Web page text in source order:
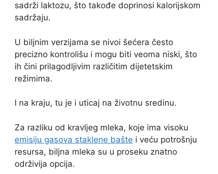
sadrži laktozu, što takođe doprinosi kalorijskom
sadržaju.
U biljnim verzijama se nivoi šećera često
precizno kontrolišu i mogu biti veoma niski, što
ih čini prilagodljivim različitim dijetetskim
režimima.
I na kraju, tu je i uticaj na životnu sredinu.
Za razliku od kravljeg mleka, koje ima visoku
emisiju gasova staklene bašte i veću potrošnju
resursa, biljna mleka su u proseku znatno
održivija opcija.